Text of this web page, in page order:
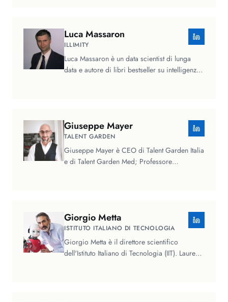
LucaMassaron
ILLIMITY
Luca Massaron è un data scientist di lunga
data e autore di libri bestseller su intelligenza
GiuseppeMayer
TALENT GARDEN
Giuseppe Mayer è CEO di Talent Garden Italia
e di Talent Garden Med; Professore
GiorgioMetta
ISTITUTO ITALIANO DI TECNOLOGIA
Giorgio Metta è il direttore scientifico
dell'Istituto Italiano di Tecnologia (IIT). Laureato